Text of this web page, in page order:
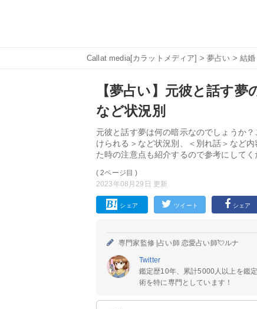
Callat media[カラットメディア] >夢占い > 結婚
【夢占い】元彼と話す
など状況別
元彼と話す夢は何の暗示なのでしょうか
けられる＞など状況別、＜別れ話＞など
た時の注意点も紹介するので参考にしてく
( 2ページ目 )
2023年08月29日 更新
シェア ツイート シェア
専門家監修 |占い師 恋愛占い師💘ルナ
Twitter
鑑定歴10年、累計5000人以上を鑑
術を特に専門としています！